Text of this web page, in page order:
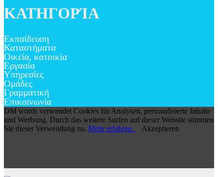
ΚΑΤΗΓΟΡΊΑ
Εκπαίδευση
Καταστήματα
Οικεία, κατοικία
Εργασία
Υπηρεσίες
Ομάδες
Γραμματική
Επικοινωνία
DM words verwendet Cookies für Analysen, personalisierte Inhalte
und Werbung. Durch das weitere Surfen auf dieser Website stimmen
Sie dieser Verwendung zu. Mehr erfahren. Akzeptieren